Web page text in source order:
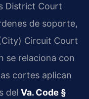
District Court
de soporte,
Circuit Court
se relaciona con
cortes aplican
del Va. Code §